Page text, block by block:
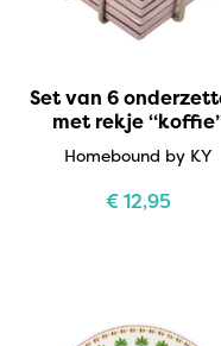
Set van 6
met rekje
Homebound by KY
€12,95